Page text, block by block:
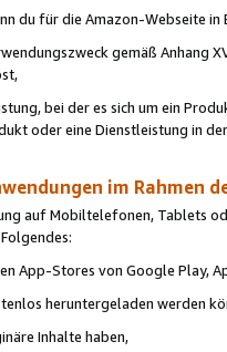
du für die Amazon-Webseite in
gemäß Anhang
bei der es sich um ein
oder eine Dienstleistung in
im Rahmen
auf Mobiltelefonen, Tablets
App-Stores von Google Play,
heruntergeladen werden
Inhalte haben,